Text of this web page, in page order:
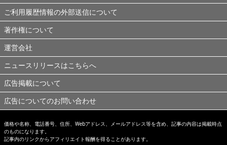
ご利用履歴情報の外部送信について
著作権について
運営会社
ニュースリリースはこちらへ
広告掲載について
広告についてのお問い合わせ
価格や名称、電話番号、住所、Webアドレス、メールアドレス等を含め、記事の内容は掲載時点
のものになります。
記事内のリンクからアフィリエイト報酬を得ることがあります。